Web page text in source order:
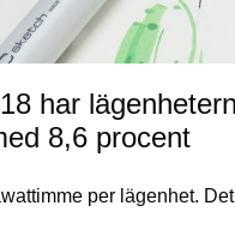
har
8,6 procent
per lägenhet.